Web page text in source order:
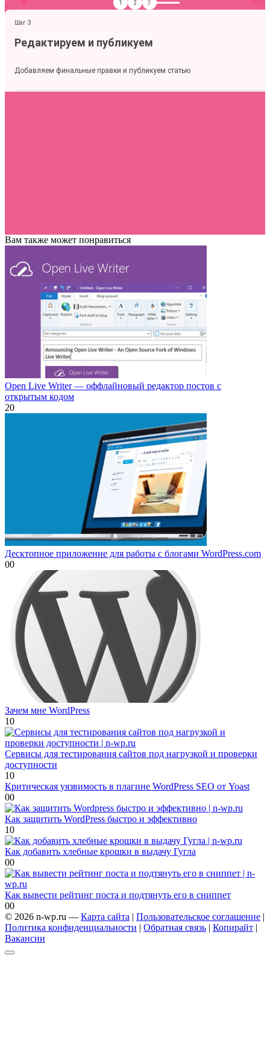
Вам также может понравиться
Open Live Writer — оффлайновый редактор постов с
открытым кодом
20
Десктопное приложение для работы с блогами WordPress.com
00
Зачем мне WordPress
10
Сервисы для тестирования сайтов под нагрузкой и проверки
доступности
10
Критическая уязвимость в плагине WordPress SEO от Yoast
00
Как защитить WordPress быстро и эффективно
10
Как добавить хлебные крошки в выдачу Гугла
00
Как вывести рейтинг поста и подтянуть его в сниппет
00
© 2026 n-wp.ru — Карта сайта | Пользовательское соглашение |
Политика конфиденциальности | Обратная связь | Копирайт |
Вакансии